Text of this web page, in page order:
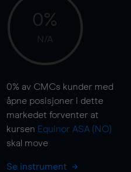
0%
N/A
0% av CMCs kunder med
åpne posisjoner i dette
markedet forventer at
kursen Equinor ASA (NO)
skal move
Se instrument